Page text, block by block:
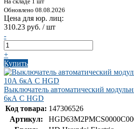
Обновлено 08.08.2026
Цена для юр. лиц:
310.23 руб. / шт
-
+
Купить
Выключатель автоматический
6кА С HGD
Код товара: 147306526
Артикул: